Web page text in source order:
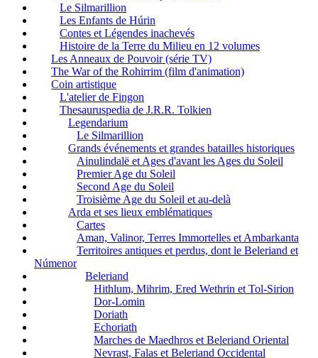
Le Silmarillion
Les Enfants de Húrin
Contes et Légendes inachevés
Histoire de la Terre du Milieu en 12 volumes
Les Anneaux de Pouvoir (série TV)
The War of the Rohirrim (film d'animation)
Coin artistique
L'atelier de Fingon
Thesauruspedia de J.R.R. Tolkien
Legendarium
Le Silmarillion
Grands événements et grandes batailles historiques
Ainulindalë et Ages d'avant les Ages du Soleil
Premier Age du Soleil
Second Age du Soleil
Troisième Age du Soleil et au-delà
Arda et ses lieux emblématiques
Cartes
Aman, Valinor, Terres Immortelles et Ambarkanta
Territoires antiques et perdus, dont le Beleriand et
Númenor
Beleriand
Hithlum, Mihrim, Ered Wethrin et Tol-Sirion
Dor-Lomin
Doriath
Echoriath
Marches de Maedhros et Beleriand Oriental
Nevrast, Falas et Beleriand Occidental